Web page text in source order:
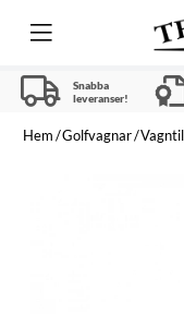
Snabba
leveranser!
Hem Golfvagnar